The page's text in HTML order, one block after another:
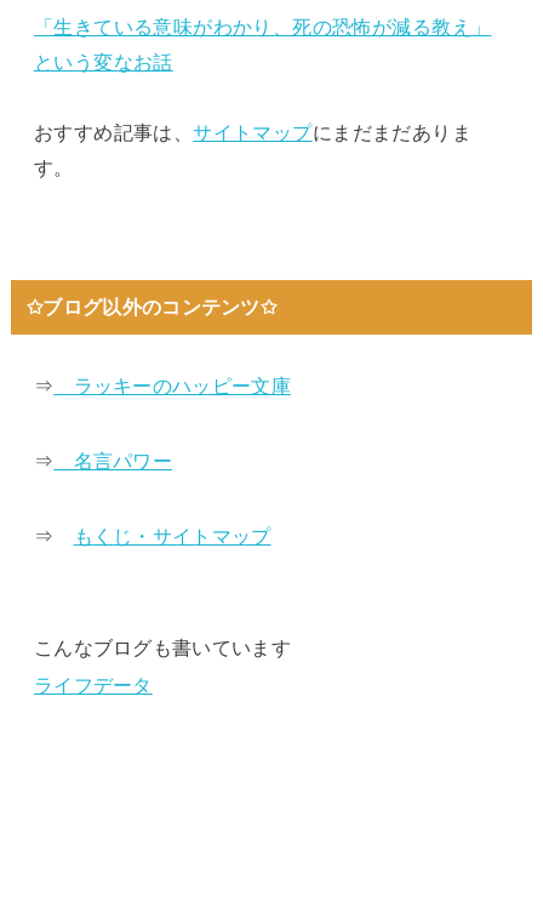
「生きている意味がわかり、死の恐怖が減る教え」
という変なお話
おすすめ記事は、サイトマップにまだまだありま
す。
✩ブログ以外のコンテンツ✩
⇒ ラッキーのハッピー文庫
⇒ 名言パワー
⇒ もくじ・サイトマップ
こんなブログも書いています
ライフデータ